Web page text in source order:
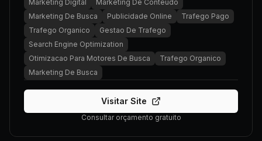
Marketing Digital
Marketing De Conteudo
Marketing De Busca
Publicidade Online
Trafego Pago
Trafego Organico
Gestao De Trafego
Search Engine Optimization
Otimizacao Para Motores De Busca
Trafego Organico
Marketing De Busca
Visitar Site
Consultar orçamento gratuito